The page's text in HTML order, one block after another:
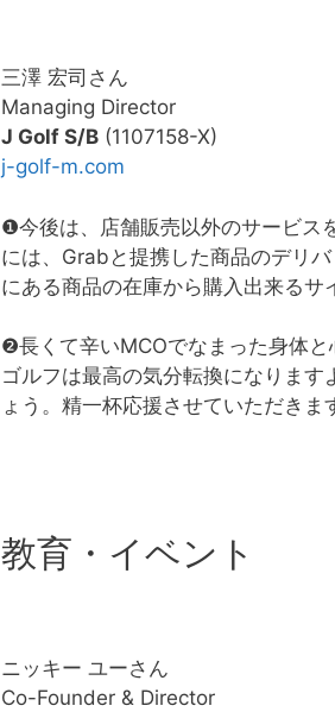
三澤 宏司さん
Managing Director
J Golf S/B (1107158-X)
j-golf-m.com
❶今後は、店舗販売以外のサービス
には、Grabと提携した商品のデリ
にある商品の在庫から購入出来るサ
❷長くて辛いMCOでなまった身体と
ゴルフは最高の気分転換になります
ょう。精一杯応援させていただきま
教育・イベント
ニッキー ユーさん
Co-Founder & Director